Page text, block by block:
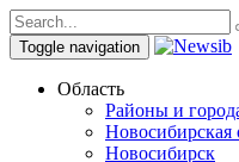
Toggle navigation
Область
Районы и
Новосибирская
Новосибирск